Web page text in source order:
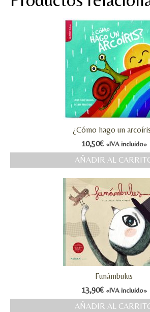
¿Cómo hago un
10,50€ «IVA incluido»
AÑADIR AL
Funámbulus
13,90€ «IVA incluido»
AÑADIR AL